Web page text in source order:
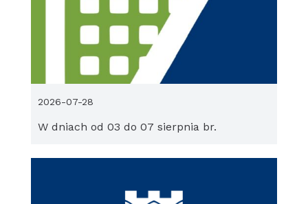
W dniach od 03 do 07 sierpnia br.
2026-07-28